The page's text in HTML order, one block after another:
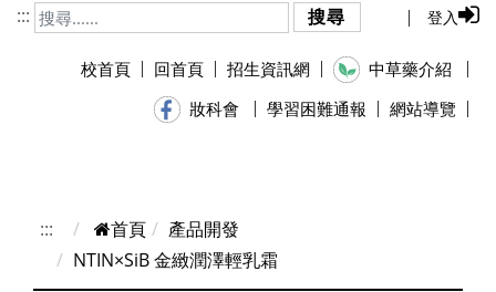
::: 搜尋 登入
校首頁 回首頁 招生資訊網
中草藥介紹
妝科會
學習困難通報 網站導覽
::: 首頁
產品開發
NTIN×SiB 金緻潤澤輕乳霜